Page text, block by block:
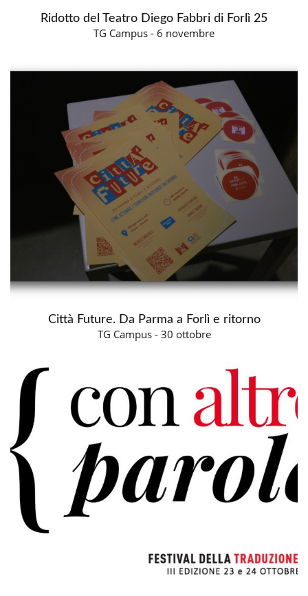
Ridotto del Teatro Diego Fabbri di Forlì 25
TG Campus - 6 novembre
Città Future. Da Parma a Forlì e ritorno
TG Campus - 30 ottobre